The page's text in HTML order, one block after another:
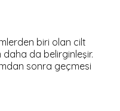
biri olan cilt
da belirginleşir.
sonra geçmesi